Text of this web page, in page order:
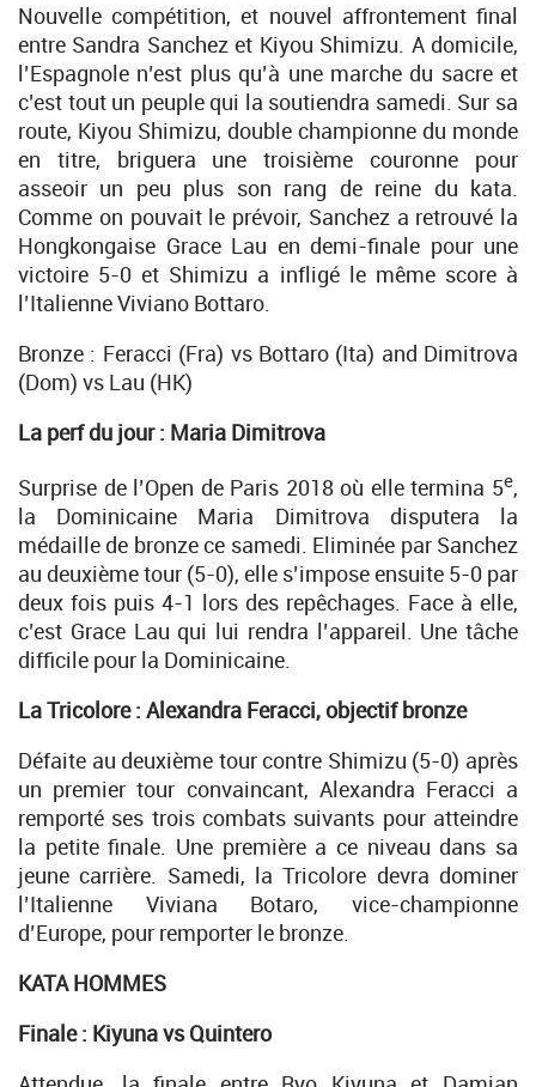
Nouvelle compétition, et nouvel affrontement final
entre Sandra Sanchez et Kiyou Shimizu. A domicile,
l’Espagnole n’est plus qu’à une marche du sacre et
c’est tout un peuple qui la soutiendra samedi. Sur sa
route, Kiyou Shimizu, double championne du monde
en titre, briguera une troisième couronne pour
asseoir un peu plus son rang de reine du kata.
Comme on pouvait le prévoir, Sanchez a retrouvé la
Hongkongaise Grace Lau en demi-finale pour une
victoire 5-0 et Shimizu a infligé le même score à
l’Italienne Viviano Bottaro.
Bronze : Feracci (Fra) vs Bottaro (Ita) and Dimitrova
(Dom) vs Lau (HK)
La perf du jour : Maria Dimitrova
Surprise de l’Open de Paris 2018 où elle termina 5e,
la Dominicaine Maria Dimitrova disputera la
médaille de bronze ce samedi. Eliminée par Sanchez
au deuxième tour (5-0), elle s’impose ensuite 5-0 par
deux fois puis 4-1 lors des repêchages. Face à elle,
c’est Grace Lau qui lui rendra l’appareil. Une tâche
difficile pour la Dominicaine.
La Tricolore : Alexandra Feracci, objectif bronze
Défaite au deuxième tour contre Shimizu (5-0) après
un premier tour convaincant, Alexandra Feracci a
remporté ses trois combats suivants pour atteindre
la petite finale. Une première a ce niveau dans sa
jeune carrière. Samedi, la Tricolore devra dominer
l’Italienne Viviana Botaro, vice-championne
d’Europe, pour remporter le bronze.
KATA HOMMES
Finale : Kiyuna vs Quintero